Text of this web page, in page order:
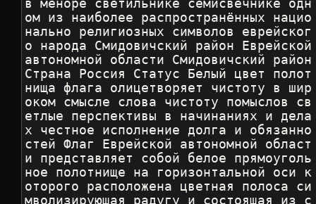
в меноре светильнике семисвечнике одн
ом из наиболее распространённых нацио
нально религиозных символов еврейског
о народа Смидовичский район Еврейской
автономной области Смидовичский район
Страна Россия Статус Белый цвет полот
нища флага олицетворяет чистоту в шир
оком смысле слова чистоту помыслов св
етлые перспективы в начинаниях и дела
х честное исполнение долга и обязанно
стей Флаг Еврейской автономной област
и представляет собой белое прямоуголь
ное полотнище на горизонтальной оси к
оторого расположена цветная полоса си
мволизирующая радугу и состоящая из с